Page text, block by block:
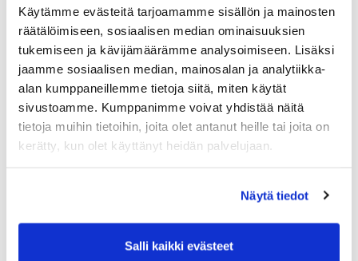
Käytämme evästeitä tarjoamamme sisällön ja mainosten
räätälöimiseen, sosiaalisen median ominaisuuksien
tukemiseen ja kävijämäärämme analysoimiseen. Lisäksi
jaamme sosiaalisen median, mainosalan ja analytiikka-
alan kumppaneillemme tietoja siitä, miten käytät
sivustoamme. Kumppanimme voivat yhdistää näitä
tietoja muihin tietoihin, joita olet antanut heille tai joita on
kerätty, kun olet käyttänyt heidän palvelujaan.
Näytä tiedot
Salli kaikki evästeet
maksaa 1/3)
Harjoituksissa Min. 3 ja max.10 pelaajaa
Ilmoittautumiset ja lisäinfo
Janne Eskola
janne.eskola@jegolf.fi
+358505991992
Senioreiden pelitapahtuma, torstaina 11.6.2026